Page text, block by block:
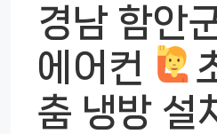
경남 함안
에어컨
춤 냉방 설